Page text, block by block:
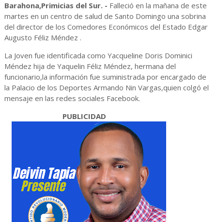
Barahona,Primicias del Sur. - Falleció en la mañana de este
martes en un centro de salud de Santo Domingo una sobrina
del director de los Comedores Económicos del Estado Edgar
Augusto Féliz Méndez .
La Joven fue identificada como Yacqueline Doris Dominici
Méndez hija de Yaquelin Féliz Méndez, hermana del
funcionario,la información fue suministrada por encargado de
la Palacio de los Deportes Armando Nin Vargas,quien colgó el
mensaje en las redes sociales Facebook.
PUBLICIDAD